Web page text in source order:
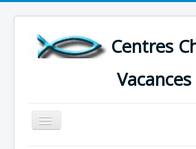
Centres
Vacances
Basculer
la